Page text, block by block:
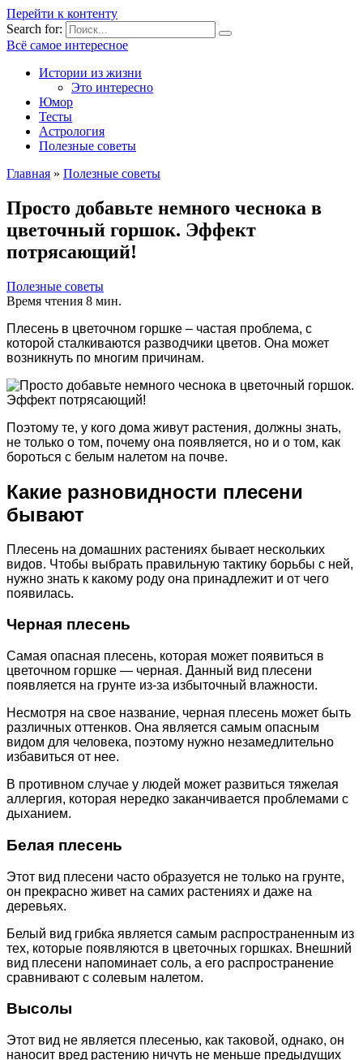
Перейти к контенту
Search for:
Всё самое интересное
Истории из жизни
Это интересно
Юмор
Тесты
Астрология
Полезные советы
Главная » Полезные советы
Просто добавьте немного чеснока в
цветочный горшок. Эффект
потрясающий!
Полезные советы
Время чтения 8 мин.
Плесень в цветочном горшке – частая проблема, с
которой сталкиваются разводчики цветов. Она может
возникнуть по многим причинам.
Поэтому те, у кого дома живут растения, должны знать,
не только о том, почему она появляется, но и о том, как
бороться с белым налетом на почве.
Какие разновидности плесени
бывают
Плесень на домашних растениях бывает нескольких
видов. Чтобы выбрать правильную тактику борьбы с ней,
нужно знать к какому роду она принадлежит и от чего
появилась.
Черная плесень
Самая опасная плесень, которая может появиться в
цветочном горшке — черная. Данный вид плесени
появляется на грунте из-за избыточный влажности.
Несмотря на свое название, черная плесень может быть
различных оттенков. Она является самым опасным
видом для человека, поэтому нужно незамедлительно
избавиться от нее.
В противном случае у людей может развиться тяжелая
аллергия, которая нередко заканчивается проблемами с
дыханием.
Белая плесень
Этот вид плесени часто образуется не только на грунте,
он прекрасно живет на самих растениях и даже на
деревьях.
Белый вид грибка является самым распространенным из
тех, которые появляются в цветочных горшках. Внешний
вид плесени напоминает соль, а его распространение
сравнивают с солевым налетом.
Высолы
Этот вид не является плесенью, как таковой, однако, он
наносит вред растению ничуть не меньше предыдущих